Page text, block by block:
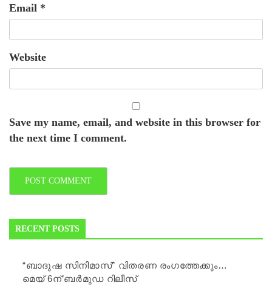
Email *
Website
Save my name, email, and website in this browser for
the next time I comment.
RECENT POSTS
“ബാദുഷ സിനിമാസ്” വിതരണ രംഗത്തേക്കും…
മെയ് 6ന്’ബർമുഡ റിലീസ്